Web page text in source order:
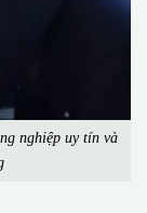
nghiệp uy tín và